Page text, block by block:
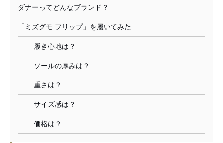
ダナーってどんなブランド？
「ミズグモ フリップ」を履いてみた
履き心地は？
ソールの厚みは？
重さは？
サイズ感は？
価格は？